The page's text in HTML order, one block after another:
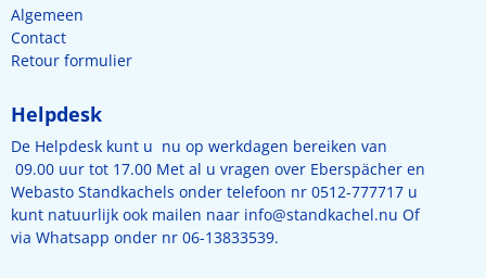
Algemeen
Contact
Retour formulier
Helpdesk
De Helpdesk kunt u nu op werkdagen bereiken van
09.00 uur tot 17.00 Met al u vragen over Eberspächer en
Webasto Standkachels onder telefoon nr 0512-777717 u
kunt natuurlijk ook mailen naar info@standkachel.nu Of
via Whatsapp onder nr 06-13833539.